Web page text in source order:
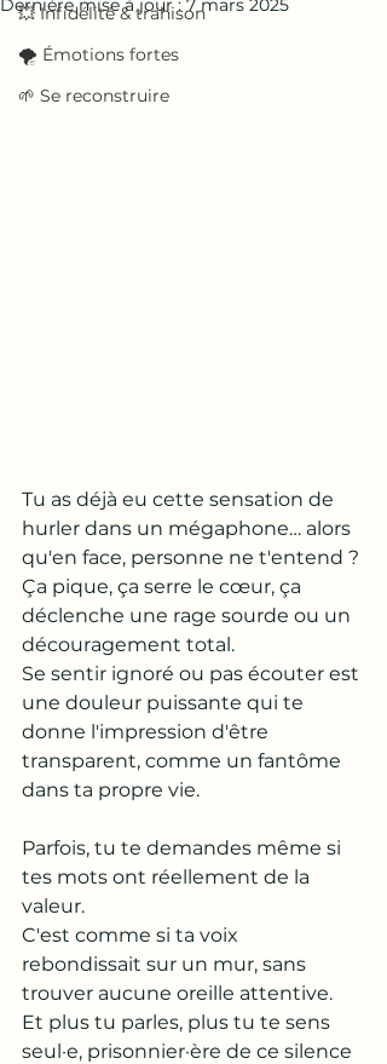
💥 Infidélité & trahison
🌪️ Émotions fortes
🌱 Se reconstruire
Dernière mise à jour : 7 mars 2025
Tu as déjà eu cette sensation de
hurler dans un mégaphone… alors
qu'en face, personne ne t'entend ?
Ça pique, ça serre le cœur, ça
déclenche une rage sourde ou un
découragement total.
Se sentir ignoré ou pas écouter est
une douleur puissante qui te
donne l'impression d'être
transparent, comme un fantôme
dans ta propre vie.
Parfois, tu te demandes même si
tes mots ont réellement de la
valeur.
C'est comme si ta voix
rebondissait sur un mur, sans
trouver aucune oreille attentive.
Et plus tu parles, plus tu te sens
seul·e, prisonnier·ère de ce silence